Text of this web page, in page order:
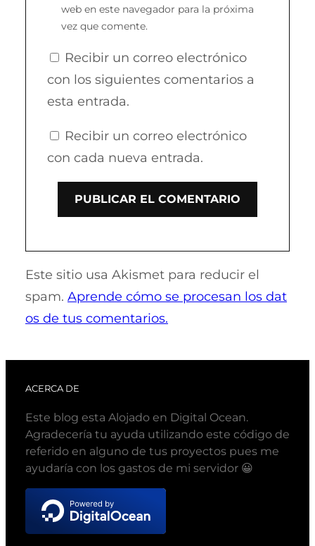
web en este navegador para la próxima
vez que comente.
Recibir un correo electrónico
con los siguientes comentarios a
esta entrada.
Recibir un correo electrónico
con cada nueva entrada.
Este sitio usa Akismet para reducir el
spam. Aprende cómo se procesan los dat
os de tus comentarios.
ACERCA DE
Este blog esta Alojado en Digital Ocean.
Agradecería tu ayuda utilizando este código de
referido en alguno de tus proyectos pues me
ayudaría con los gastos de mi servidor 😀